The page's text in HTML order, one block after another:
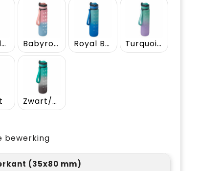
Babyblauw Babyrose Royal Blauw Turquoise
Zwart/Blauw
bewerking
(35x80 mm)